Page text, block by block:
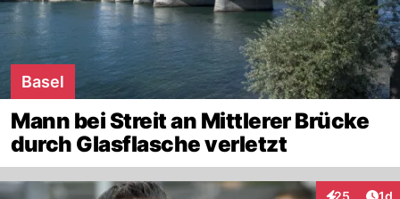
Basel
Mann bei Streit an Mittlerer Brücke
durch Glasflasche verletzt
25 1d